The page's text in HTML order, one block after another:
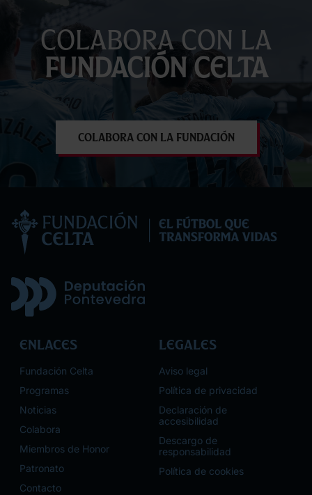
Colabora con la
Fundación Celta
Colabora con la Fundación
Enlaces
Fundación Celta
Programas
Noticias
Colabora
Miembros de Honor
Patronato
Contacto
Legales
Aviso legal
Política de privacidad
Declaración de
accesibilidad
Descargo de
responsabilidad
Política de cookies